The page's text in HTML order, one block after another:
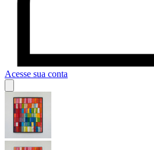
Acesse sua conta